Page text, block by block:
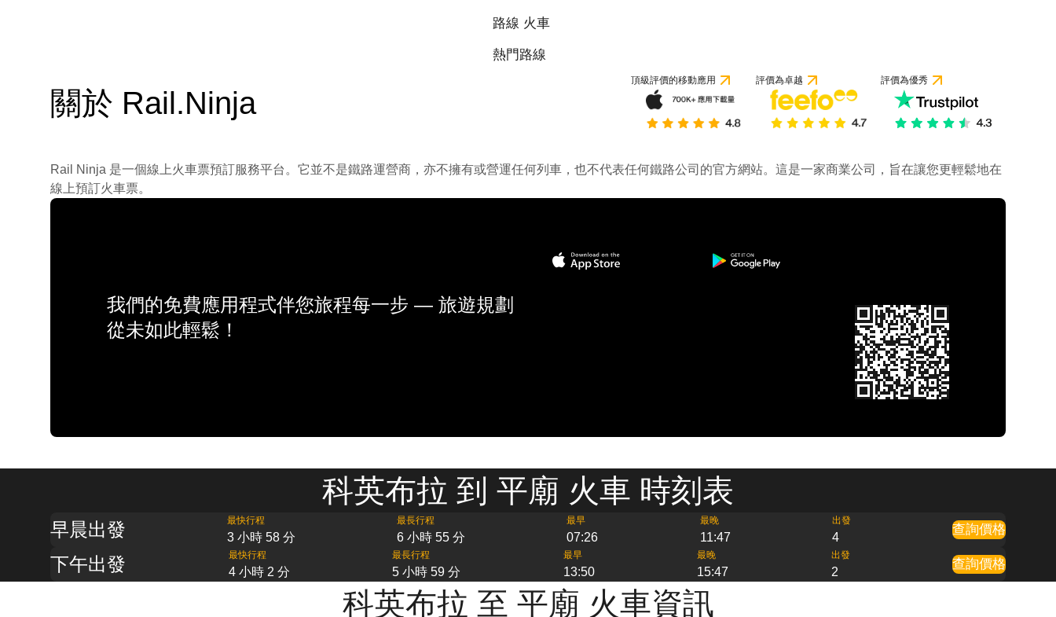
路線 火車
熱門路線
關於 Rail.Ninja
頂級評價的移動應用 評價為卓越 評價為優秀
Rail Ninja 是一個線上火車票預訂服務平台。它並不是鐵路運營商，亦不擁有或營運任何列車，也不代表任何鐵路公司的官方網站。這是一家商業公司，旨在讓您更輕鬆地在
線上預訂火車票。
我們的免費應用程式伴您旅程每一步 — 旅遊規劃
從未如此輕鬆！
科英布拉 到 平廟 火車 時刻表
早晨出發 最快行程
3 小時 58 分
最長行程
6 小時 55 分
最早
07:26
最晚
11:47
出發
4
查詢價格
下午出發 最快行程
4 小時 2 分
最長行程
5 小時 59 分
最早
13:50
最晚
15:47
出發
2
查詢價格
科英布拉 至 平廟 火車資訊